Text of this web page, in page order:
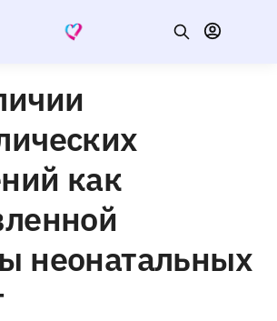
как
неонатальных